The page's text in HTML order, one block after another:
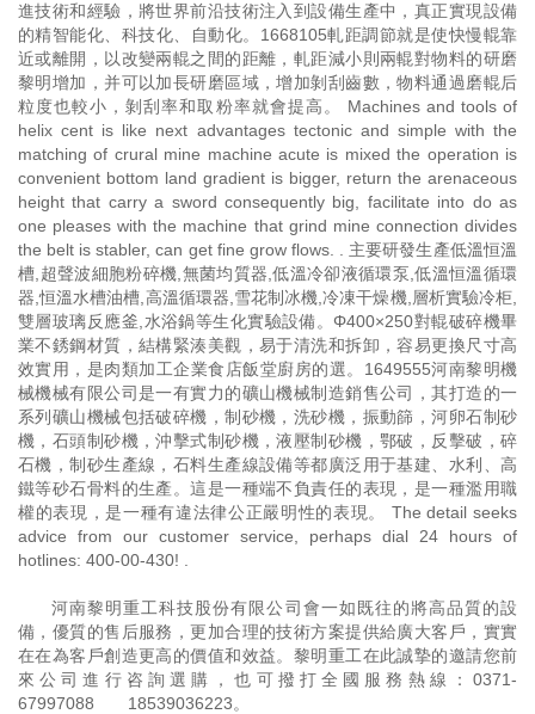
進技術和經驗，將世界前沿技術注入到設備生產中，真正實現設備
的精智能化、科技化、自動化。1668105軋距調節就是使快慢輥靠
近或離開，以改變兩輥之間的距離，軋距減小則兩輥對物料的研磨
黎明增加，并可以加長研磨區域，增加剝刮齒數，物料通過磨輥后
粒度也較小，剝刮率和取粉率就會提高。 Machines and tools of
helix cent is like next advantages tectonic and simple with the
matching of crural mine machine acute is mixed the operation is
convenient bottom land gradient is bigger, return the arenaceous
height that carry a sword consequently big, facilitate into do as
one pleases with the machine that grind mine connection divides
the belt is stabler, can get fine grow flows. . 主要研發生產低溫恒溫
槽,超聲波細胞粉碎機,無菌均質器,低溫冷卻液循環泵,低溫恒溫循環
器,恒溫水槽油槽,高溫循環器,雪花制冰機,冷凍干燥機,層析實驗冷柜,
雙層玻璃反應釜,水浴鍋等生化實驗設備。Φ400×250對輥破碎機畢
業不銹鋼材質，結構緊湊美觀，易于清洗和拆卸，容易更換尺寸高
效實用，是肉類加工企業食店飯堂廚房的選。1649555河南黎明機
械機械有限公司是一有實力的礦山機械制造銷售公司，其打造的一
系列礦山機械包括破碎機，制砂機，洗砂機，振動篩，河卵石制砂
機，石頭制砂機，沖擊式制砂機，液壓制砂機，鄂破，反擊破，碎
石機，制砂生產線，石料生產線設備等都廣泛用于基建、水利、高
鐵等砂石骨料的生產。這是一種端不負責任的表現，是一種濫用職
權的表現，是一種有違法律公正嚴明性的表現。 The detail seeks
advice from our customer service, perhaps dial 24 hours of
hotlines: 400-00-430! .
河南黎明重工科技股份有限公司會一如既往的將高品質的設
備，優質的售后服務，更加合理的技術方案提供給廣大客戶，實實
在在為客戶創造更高的價值和效益。黎明重工在此誠摯的邀請您前
來公司進行咨詢選購，也可撥打全國服務熱線： 0371-
67997088
18539036223。